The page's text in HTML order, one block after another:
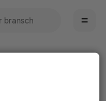
kan avhjälpa det.